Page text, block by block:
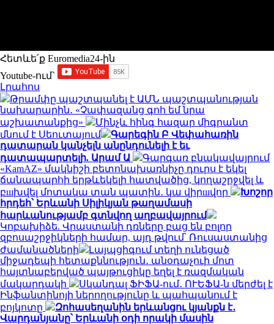
Հետևե՛ք Euromedia24-ին
Youtube-ում`
Լրահոս
Թրամփը պաշտպանել է ԱՄՆ պաշտպանության
նախարարին․ «Չափազանց գոհ եմ նրա
աշխատանքից»
Մինչև հինգ հազար միգրանտ
մնում է Սեուտայում
Գարեգին Բ Վեփահառին
դատարան կանչելն անընդունելի է եւ
դատապարտելի. Արամ Ա
Գարգառ բնակավայրում
«KamAZ» մակնիշի բետոնախառնիչը դուրս է եկել
ճանապարհի երթևեկելի հատվածից, կողաշրջվել և
բшխվել մոտակա տան պատին․ կա վիրшվոր
Խոշոր
հրդեհ՝ Երևանի Սիլիկյան թաղամասի
հարևանությամբ գտնվող աղբավայրում
Կոբախիձե. Վրաստանի դռները բաց են բոլոր
զբոսաշրջիկների համար, այդ թվում՝ Ռուսաստանից
ժամանածների
Լայպցիգում տեղի ունեցած
միջադեպի հետաքննություն․ անօդաչուի մոտ
հայտնաբերված պայթուցիկը եղել է ռազմական
մակարդակի
Սկանդալ ՖԻՖԱ-ում․ ՈՒԵՖԱ-ն մերժել է
Ինֆանտինոյի ներողությունը և պահպանում է
բոյկոտը
Զոհասեղանին երևանցու կյանքն է․
Վարդանյանը՝ Երևանի օդի որակի մասին